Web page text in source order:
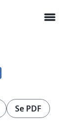
menu
Se PDF